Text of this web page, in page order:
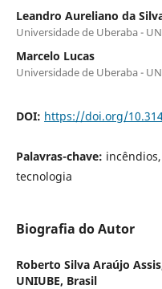
Leandro Aureliano da
Universidade de Uberaba -
Marcelo Lucas
Universidade de Uberaba -
DOI: https://doi.org/
Palavras-chave:
tecnologia
Biografia do Autor
Roberto Silva Araújo
UNIUBE, Brasil